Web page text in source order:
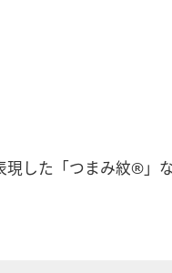
した「つまみ紋®」